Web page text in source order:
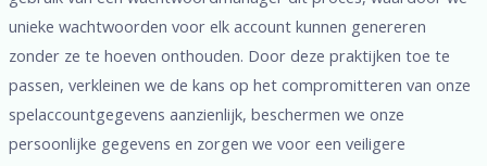
unieke wachtwoorden voor elk account kunnen genereren
zonder ze te hoeven onthouden. Door deze praktijken toe te
passen, verkleinen we de kans op het compromitteren van onze
spelaccountgegevens aanzienlijk, beschermen we onze
persoonlijke gegevens en zorgen we voor een veiligere